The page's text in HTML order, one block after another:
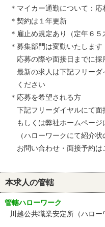
＊マイカー通勤について：応
＊契約は１年更新
＊雇止め規定あり（定年６５
＊募集部門は変動いたします
応募の際や面接日までに採
最新の求人は下記フリーダ
ください
＊応募を希望される方
下記フリーダイヤルにて面
もしくは弊社ホームページ
（ハローワークにて紹介状
お問い合わせ・面接予約
本求人の管轄
管轄ハローワーク
川越公共職業安定所（ハロー